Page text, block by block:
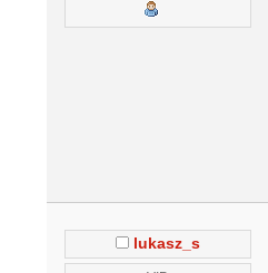
lukasz_s